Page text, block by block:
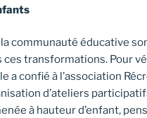
communauté éducative
ces transformations. Pour
a confié à l’association
d’ateliers
à hauteur d’enfant,